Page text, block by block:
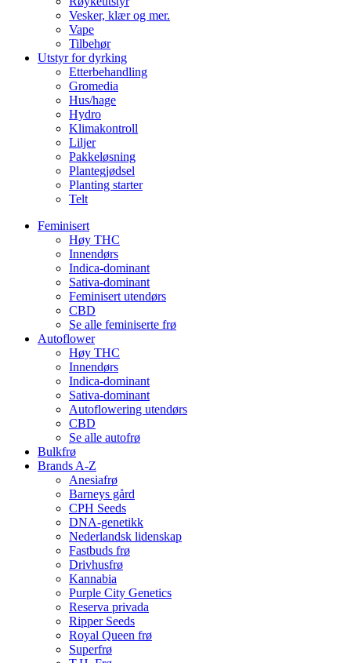
Vesker, klær og mer.
Vape
Tilbehør
Utstyr for dyrking
Etterbehandling
Gromedia
Hus/hage
Hydro
Klimakontroll
Liljer
Pakkeløsning
Plantegjødsel
Planting starter
Telt
Feminisert
Høy THC
Innendørs
Indica-dominant
Sativa-dominant
Feminisert utendørs
CBD
Se alle feminiserte frø
Autoflower
Høy THC
Innendørs
Indica-dominant
Sativa-dominant
Autoflowering utendørs
CBD
Se alle autofrø
Bulkfrø
Brands A-Z
Anesiafrø
Barneys gård
CPH Seeds
DNA-genetikk
Nederlandsk lidenskap
Fastbuds frø
Drivhusfrø
Kannabia
Purple City Genetics
Reserva privada
Ripper Seeds
Royal Queen frø
Superfrø